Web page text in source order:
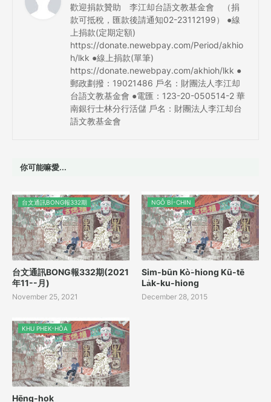
歡迎捐款贊助 李江却台語文教基金會 （捐
款可抵稅，匯款後請通知02-23112199） ●線
上捐款(定期定額)
https://donate.newebpay.com/Period/akhio
h/lkk ●線上捐款(單筆)
https://donate.newebpay.com/akhioh/lkk ●
郵政劃撥：19021486 戶名：財團法人李江却
台語文教基金會 ●電匯：123-20-050514-2 華
南銀行士林分行活儲 戶名：財團法人李江却台
語文教基金會
你可能嘛愛...
台文通訊BONG報332期
台文通訊BONG報332期(2021
年11--月)
November 25, 2021
NGÔ͘ BÍ-CHIN
Sim-būn Kò͘-hiong Kū-tē
La̍k-ku-hiong
December 28, 2015
KHU PHEK-HÔA
Hēng-hok